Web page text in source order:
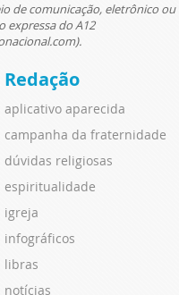
de comunicação, eletrônico ou
expressa do A12
Redação
aplicativo aparecida
campanha da fraternidade
dúvidas religiosas
espiritualidade
igreja
infográficos
libras
notícias